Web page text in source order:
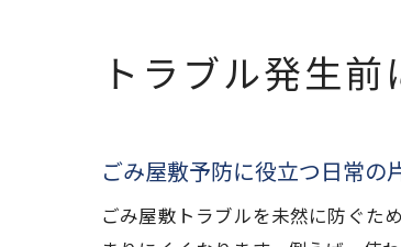
トラブル発生
ごみ屋敷予防に役立つ日常の
ごみ屋敷トラブルを未然に防ぐた